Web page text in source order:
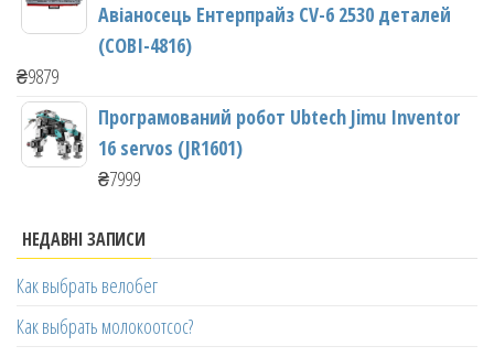
Авіаносець Ентерпрайз CV-6 2530 деталей
(COBI-4816)
₴9879
Програмований робот Ubtech Jimu Inventor
16 servos (JR1601)
₴7999
НЕДАВНІ ЗАПИСИ
Как выбрать велобег
Как выбрать молокоотсос?